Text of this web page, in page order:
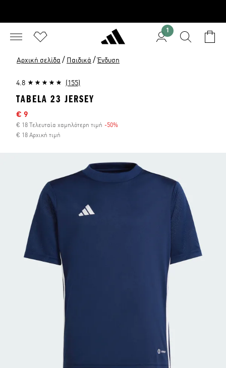
1
Αρχική σελίδα / Παιδικά / Ένδυση
4.8 (155)
TABELA 23 JERSEY
Τιμή έκπτωσης
€ 9
€ 18 Τελευταία χαμηλότερη τιμή -50%
€ 18 Αρχική τιμή